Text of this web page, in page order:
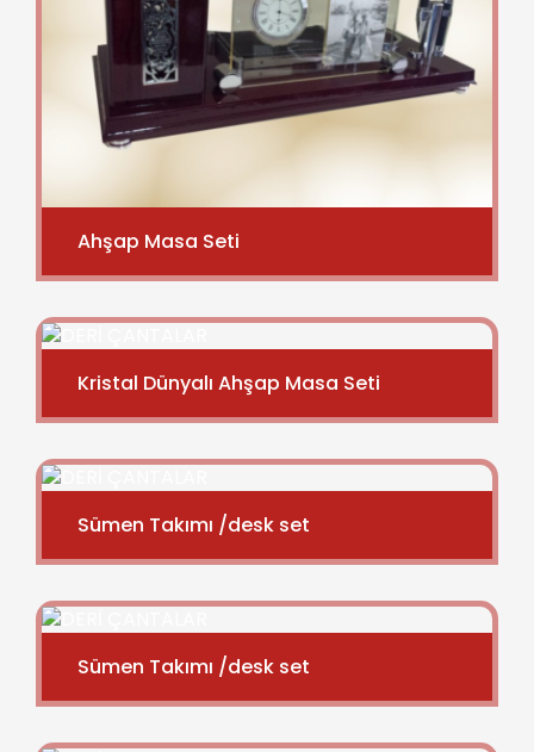
Ahşap Masa Seti
Kristal Dünyalı Ahşap Masa Seti
Sümen Takımı /desk set
Sümen Takımı /desk set